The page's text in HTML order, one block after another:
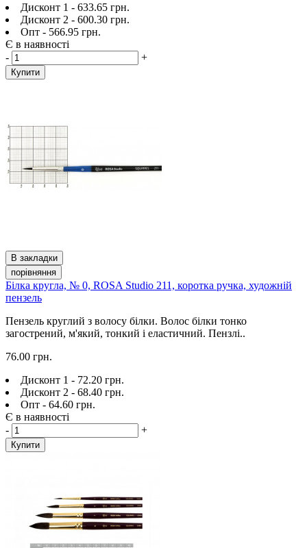
Дисконт 1 - 633.65 грн.
Дисконт 2 - 600.30 грн.
Опт - 566.95 грн.
Є в наявності
-
+
Купити
В закладки
порівняння
Білка кругла, № 0, ROSA Studio 211, коротка ручка, художній
пензель
Пензель круглий з волосу білки. Волос білки тонко
загострений, м'який, тонкий і еластичний. Пензлі..
76.00 грн.
Дисконт 1 - 72.20 грн.
Дисконт 2 - 68.40 грн.
Опт - 64.60 грн.
Є в наявності
-
+
Купити